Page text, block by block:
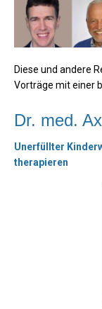
Diese und andere
Vorträge mit einer
Dr. med.
Unerfüllter
therapieren